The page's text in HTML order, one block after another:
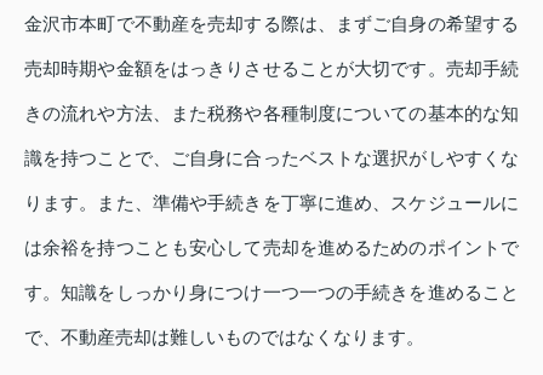
金沢市本町で不動産を売却する際は、まずご自身の希望する
売却時期や金額をはっきりさせることが大切です。売却手続
きの流れや方法、また税務や各種制度についての基本的な知
識を持つことで、ご自身に合ったベストな選択がしやすくな
ります。また、準備や手続きを丁寧に進め、スケジュールに
は余裕を持つことも安心して売却を進めるためのポイントで
す。知識をしっかり身につけ一つ一つの手続きを進めること
で、不動産売却は難しいものではなくなります。